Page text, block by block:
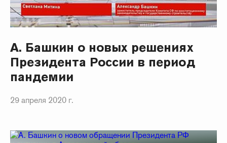
А. Башкин о новых решениях
Президента России в период
пандемии
29 апреля 2020 г.